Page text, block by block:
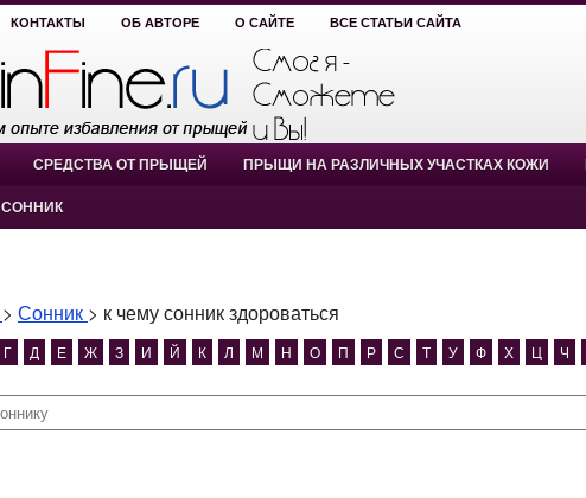
КОНТАКТЫ ОБ АВТОРЕ О САЙТЕ ВСЕ СТАТЬИ САЙТА
СРЕДСТВА ОТ ПРЫЩЕЙ ПРЫЩИ НА РАЗЛИЧНЫХ УЧАСТКАХ КОЖИ
СОННИК
> Сонник > к чему сонник здороваться
Г Д Е Ж З И Й К Л М Н О П Р С Т У Ф Х Ц Ч